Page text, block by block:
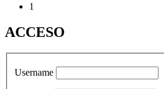
1
ACCESO
Username